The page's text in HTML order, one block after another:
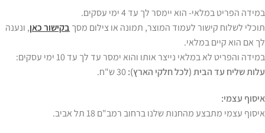
במידה הפריט במלאי- הוא יימסר לך עד 4 ימי עסקים.
תוכלי לשלוח קישור לעמוד המוצר, תמונה או צילום מסך בקישור כאן, ונענה
לך אם הוא קיים במלאי.
במידה והפריט לא במלאי נייצר אותו והוא ימסר עד לך עד 10 ימי עסקים:
עלות שליח עד הבית (לכל חלקי הארץ):
איסוף עצמי:
איסוף עצמי מתבצע מהחנות שלנו ברחוב רמב"ם 18 תל אביב.